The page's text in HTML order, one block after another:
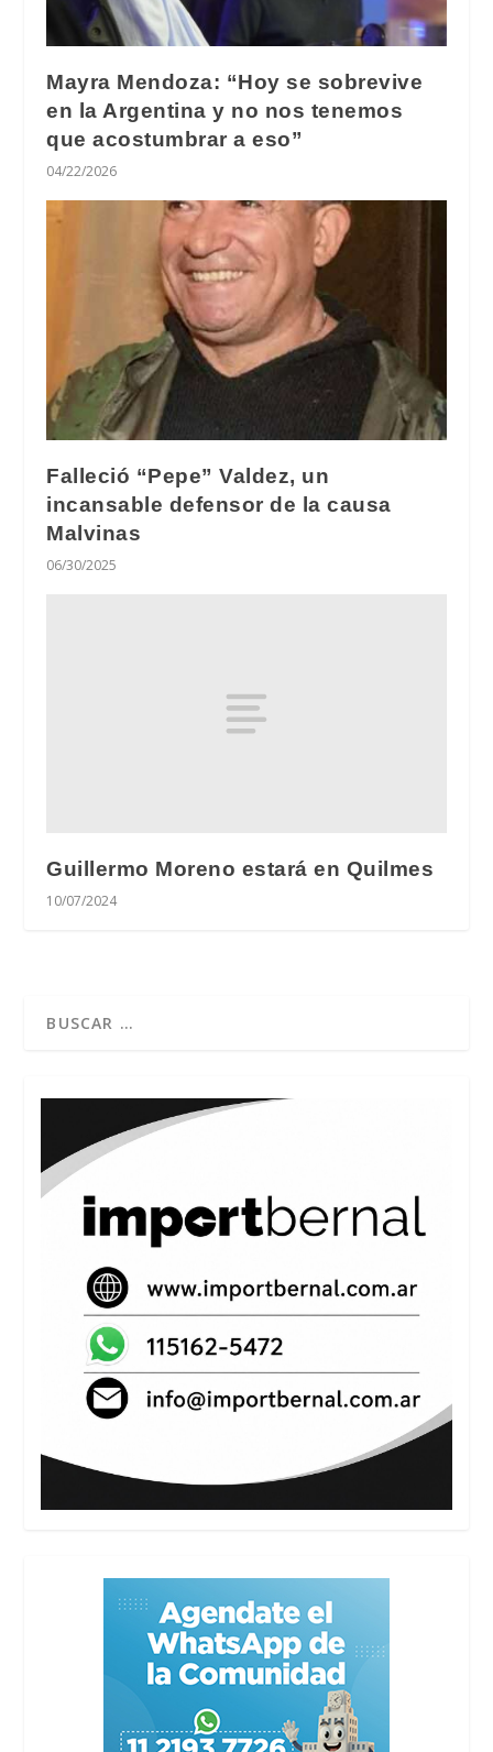
Mayra Mendoza: “Hoy se sobrevive
en la Argentina y no nos tenemos
que acostumbrar a eso”
04/22/2026
Falleció “Pepe” Valdez, un
incansable defensor de la causa
Malvinas
06/30/2025
Guillermo Moreno estará en Quilmes
10/07/2024